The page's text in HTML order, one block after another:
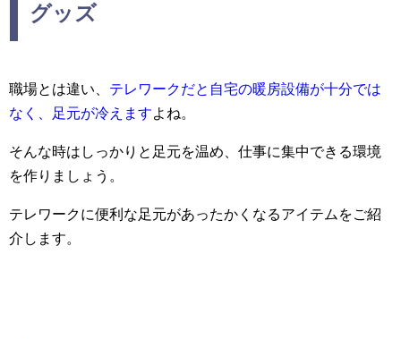
グッズ
職場とは違い、 テレワークだと自宅の暖房設備が十分では
なく、足元が冷えますよね。
そんな時はしっかりと足元を温め、仕事に集中できる環境
を作りましょう。
テレワークに便利な足元があったかくなるアイテムをご紹
介します。